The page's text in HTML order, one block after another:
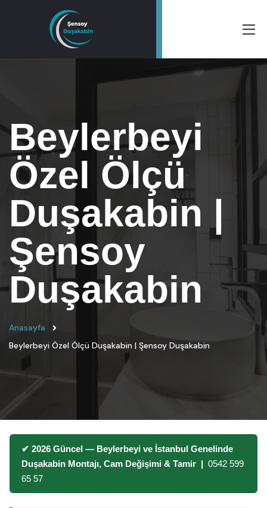
Beylerbeyi
Özel Ölçü
Duşakabin |
Şensoy
Duşakabin
Anasayfa
Beylerbeyi Özel Ölçü Duşakabin | Şensoy Duşakabin
✔ 2026 Güncel — Beylerbeyi ve İstanbul Genelinde
Duşakabin Montajı, Cam Değişimi & Tamir | 0542 599
65 57